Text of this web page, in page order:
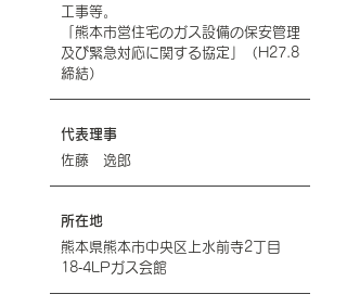
工事等。
「熊本市営住宅のガス設備の保安管理
及び緊急対応に関する協定」（H27.8
締結）
代表理事
佐藤 逸郎
所在地
熊本県熊本市中央区上水前寺2丁目
18‐4LPガス会館